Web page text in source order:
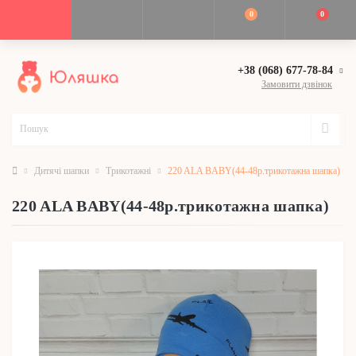
0 0
+38 (068) 677-78-84
Замовити дзвінок
Дитячі шапки Трикотажні 220 ALA BABY(44-48р.трикотажна шапка)
220 ALA BABY(44-48р.трикотажна шапка)